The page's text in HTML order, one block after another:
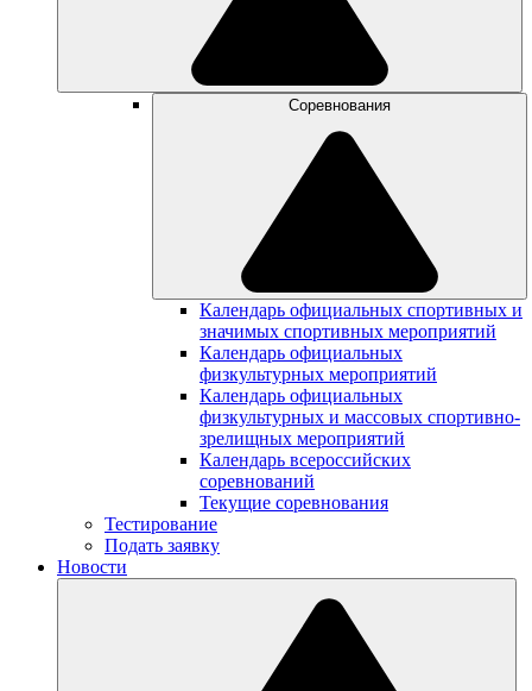
Соревнования
Календарь официальных спортивных и
значимых спортивных мероприятий
Календарь официальных
физкультурных мероприятий
Календарь официальных
физкультурных и массовых спортивно-
зрелищных мероприятий
Календарь всероссийских
соревнований
Текущие соревнования
Тестирование
Подать заявку
Новости